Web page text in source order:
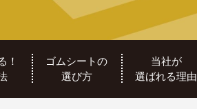
！
ゴムシートの
選び方
当社が
選ばれる理由